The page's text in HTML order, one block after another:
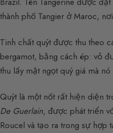
thành phố Tangier ở Maroc,
Tinh chất quýt được thu theo
bergamot, bằng cách ép: vỏ
thu lấy mật ngọt quý giá mà nó
Quýt là một nốt rất hiện diện
De Guerlain, được phát triển
Roucel và tạo ra trong sự hợp